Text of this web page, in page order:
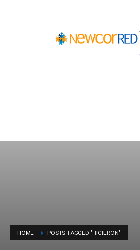
HOME POSTS TAGGED "HICIERON"